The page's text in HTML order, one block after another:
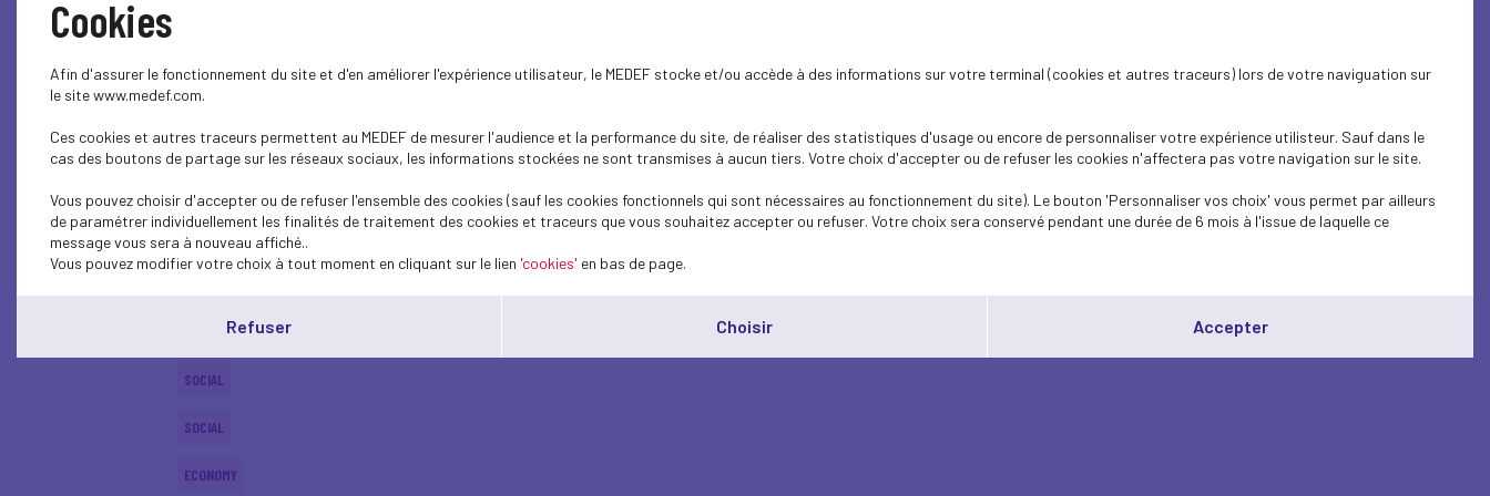
ENTREPRISE ET SOCIÉTÉ
SOCIAL
SOCIAL
ECONOMY
SOCIAL
SOCIAL
ECONOMY
Cookies
Afin d'assurer le fonctionnement du site et d'en améliorer l'expérience utilisateur, le MEDEF stocke et/ou accède à des informations sur votre terminal (cookies et autres traceurs) lors de votre naviguation sur
le site www.medef.com.
Ces cookies et autres traceurs permettent au MEDEF de mesurer l'audience et la performance du site, de réaliser des statistiques d'usage ou encore de personnaliser votre expérience utilisteur. Sauf dans le
cas des boutons de partage sur les réseaux sociaux, les informations stockées ne sont transmises à aucun tiers. Votre choix d'accepter ou de refuser les cookies n'affectera pas votre navigation sur le site.
Vous pouvez choisir d'accepter ou de refuser l'ensemble des cookies (sauf les cookies fonctionnels qui sont nécessaires au fonctionnement du site). Le bouton 'Personnaliser vos choix' vous permet par ailleurs
de paramétrer individuellement les finalités de traitement des cookies et traceurs que vous souhaitez accepter ou refuser. Votre choix sera conservé pendant une durée de 6 mois à l'issue de laquelle ce
message vous sera à nouveau affiché..
Vous pouvez modifier votre choix à tout moment en cliquant sur le lien 'cookies' en bas de page.
Refuser Choisir Accepter